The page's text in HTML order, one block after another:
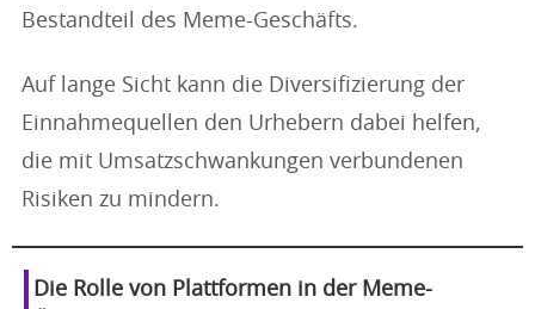
Bestandteil des Meme-Geschäfts.
Auf lange Sicht kann die Diversifizierung der
Einnahmequellen den Urhebern dabei helfen,
die mit Umsatzschwankungen verbundenen
Risiken zu mindern.
Die Rolle von Plattformen in der Meme-